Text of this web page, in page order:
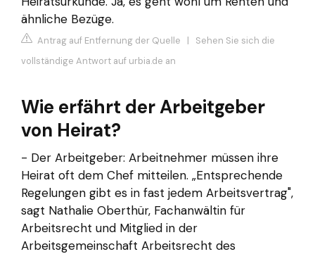
ähnliche Bezüge.
Antrag auf Entfernung der Quelle | Sehen Sie sich die
vollständige Antwort auf urbia.de an
Wie erfährt der Arbeitgeber
von Heirat?
- Der Arbeitgeber: Arbeitnehmer müssen ihre
Heirat oft dem Chef mitteilen. „Entsprechende
Regelungen gibt es in fast jedem Arbeitsvertrag",
sagt Nathalie Oberthür, Fachanwältin für
Arbeitsrecht und Mitglied in der
Arbeitsgemeinschaft Arbeitsrecht des